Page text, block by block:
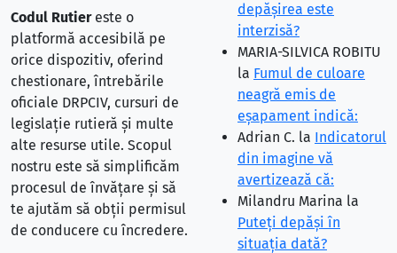
Codul Rutiereste o
platformă accesibilă pe
orice dispozitiv, oferind
chestionare, întrebările
oficiale DRPCIV, cursuri de
legislație rutieră și multe
alte resurse utile. Scopul
nostru este să simplificăm
procesul de învățare și să
te ajutăm să obții permisul
de conducere cu încredere.
depăşirea este
interzisă?
MARIA-SILVICA ROBITU
la Fumul de culoare
neagră emis de
eşapament indică:
Adrian C. la Indicatorul
din imagine vă
avertizează că:
Milandru Marina la
Puteţi depăşi în
situaţia dată?